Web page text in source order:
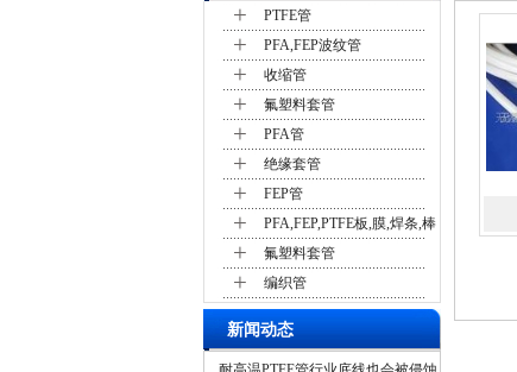
+ PTFE管
+ PFA,FEP波纹管
+ 收缩管
+ 氟塑料套管
+ PFA管
+ 绝缘套管
+ FEP管
+ PFA,FEP,PTFE板,膜,焊条,棒
+ 氟塑料套管
+ 编织管
新闻动态